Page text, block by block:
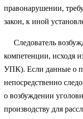
правонарушении,
закон, к иной
Следователь
компетенции, исходя
УПК). Если данные о
непосредственно
о возбуждении
производству для